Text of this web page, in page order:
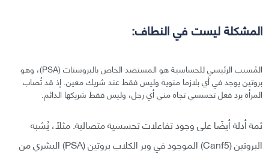
المشكلة ليست في النطاف:
المُسبب الرئيسي للحساسية هو المستضد الخاص بالبروستات (PSA)، وهو
بروتين يوجد في أي بلازما منوية وليس فقط عند شريك معين. إذ قد تُصاب
المرأة برد فعل تحسسي تجاه مني أي رجل، وليس فقط شريكها الدائم.
ثمة أدلة أيضًا على وجود تفاعلات تحسسية متصالبة. مثلًا، يُشبه
البروتين (Canf5) الموجود في وبر الكلاب بروتين (PSA) البشري من